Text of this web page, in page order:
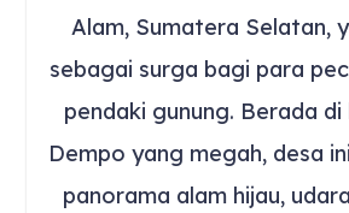
Alam, Sumatera Selatan,
sebagai surga bagi para
pendaki gunung. Berada di
Dempo yang megah, desa
panorama alam hijau,